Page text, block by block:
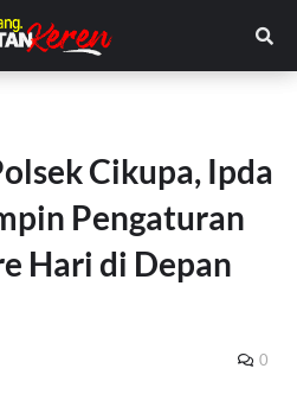
Cikupa, Ipda
Pengaturan
Hari di Depan
0